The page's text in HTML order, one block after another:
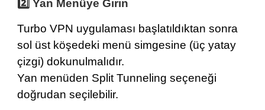
2️⃣ Yan Menüye Girin
Turbo VPN uygulaması başlatıldıktan sonra
sol üst köşedeki menü simgesine (üç yatay
çizgi) dokunulmalıdır.
Yan menüden Split Tunneling seçeneği
doğrudan seçilebilir.